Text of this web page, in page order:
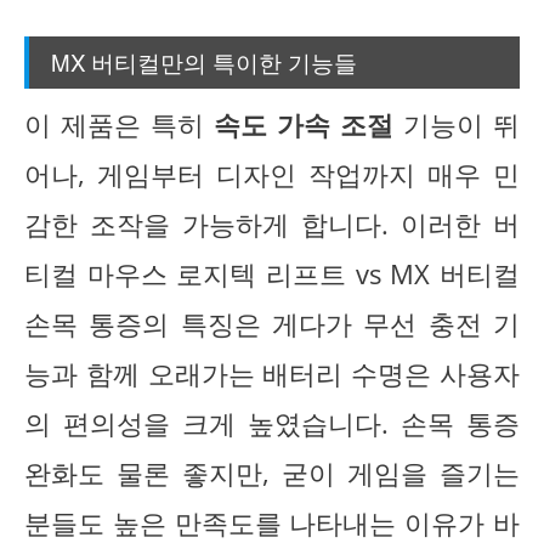
MX 버티컬만의 특이한 기능들
이 제품은 특히 속도 가속 조절 기능이 뛰
어나, 게임부터 디자인 작업까지 매우 민
감한 조작을 가능하게 합니다. 이러한 버
티컬 마우스 로지텍 리프트 vs MX 버티컬
손목 통증의 특징은 게다가 무선 충전 기
능과 함께 오래가는 배터리 수명은 사용자
의 편의성을 크게 높였습니다. 손목 통증
완화도 물론 좋지만, 굳이 게임을 즐기는
분들도 높은 만족도를 나타내는 이유가 바